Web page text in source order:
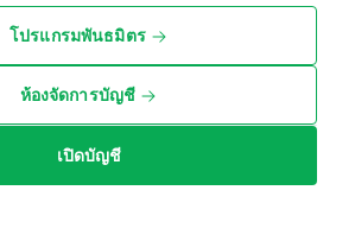
โปรแกรมพันธมิตร
ห้องจัดการบัญชี
เปิดบัญชี